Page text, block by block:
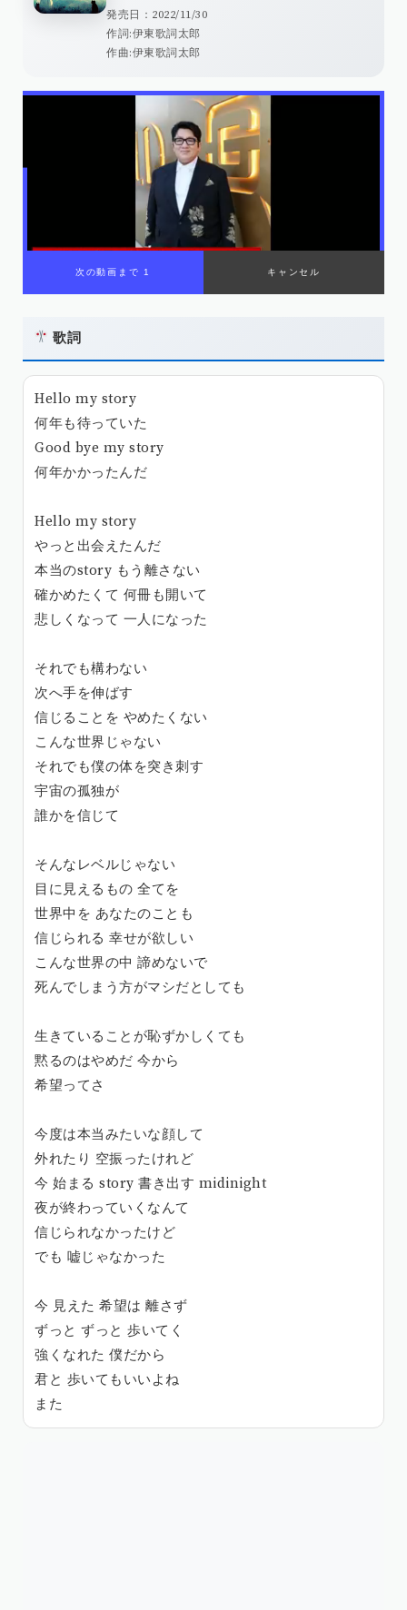
発売日：2022/11/30
作詞:伊東歌詞太郎
作曲:伊東歌詞太郎
歌詞
Hello my story
何年も待っていた
Good bye my story
何年かかったんだ
Hello my story
やっと出会えたんだ
本当のstory もう離さない
確かめたくて 何冊も開いて
悲しくなって 一人になった
それでも構わない
次へ手を伸ばす
信じることを やめたくない
こんな世界じゃない
それでも僕の体を突き刺す
宇宙の孤独が
誰かを信じて
そんなレベルじゃない
目に見えるもの 全てを
世界中を あなたのことも
信じられる 幸せが欲しい
こんな世界の中 諦めないで
死んでしまう方がマシだとしても
生きていることが恥ずかしくても
黙るのはやめだ 今から
希望ってさ
今度は本当みたいな顔して
外れたり 空振ったけれど
今 始まる story 書き出す midinight
夜が終わっていくなんて
信じられなかったけど
でも 嘘じゃなかった
今 見えた 希望は 離さず
ずっと ずっと 歩いてく
強くなれた 僕だから
君と 歩いてもいいよね
また